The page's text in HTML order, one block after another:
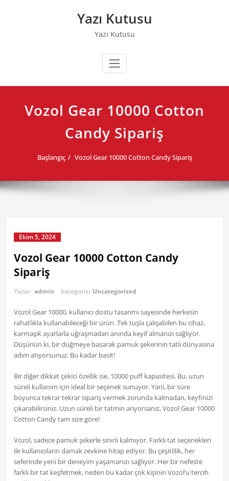
Yazı Kutusu
Yazı Kutusu
Vozol Gear 10000 Cotton
Candy Sipariş
Başlangıç Vozol Gear 10000 Cotton Candy Sipariş
Ekim 5, 2024
Vozol Gear 10000 Cotton Candy
Sipariş
Yazar: admin kategorisi Uncategorized
Vozol Gear 10000, kullanıcı dostu tasarımı sayesinde herkesin
rahatlıkla kullanabileceği bir ürün. Tek tuşla çalışabilen bu cihaz,
karmaşık ayarlarla uğraşmadan anında keyif almanızı sağlıyor.
Düşünün ki, bir düğmeye basarak pamuk şekerinin tatlı dünyasına
adım atıyorsunuz. Bu kadar basit!
Bir diğer dikkat çekici özellik ise, 10000 puff kapasitesi. Bu, uzun
süreli kullanım için ideal bir seçenek sunuyor. Yani, bir süre
boyunca tekrar tekrar sipariş vermek zorunda kalmadan, keyfinizi
çıkarabilirsiniz. Uzun süreli bir tatmin arıyorsanız, Vozol Gear 10000
Cotton Candy tam size göre!
Vozol, sadece pamuk şekerle sınırlı kalmıyor. Farklı tat seçenekleri
ile kullanıcıların damak zevkine hitap ediyor. Bu çeşitlilik, her
seferinde yeni bir deneyim yaşamanızı sağlıyor. Her bir nefeste
farklı bir tat keşfetmek, neden bu kadar çok kişinin Vozol’u tercih